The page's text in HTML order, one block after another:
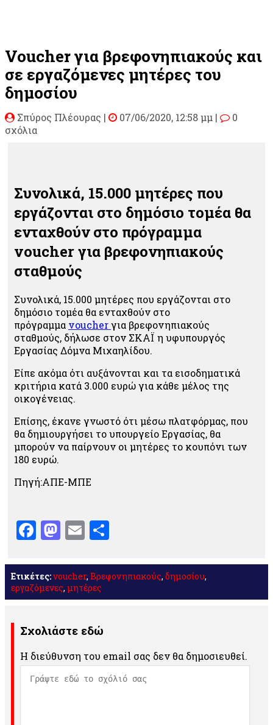
Voucher για βρεφονηπιακούς και
σε εργαζόμενες μητέρες του
δημοσίου
Σπύρος Πλέουρας | 07/06/2020, 12:58 μμ |
0
σχόλια
Συνολικά, 15.000 μητέρες που
εργάζονται στο δημόσιο τομέα θα
ενταχθούν στο πρόγραμμα
voucher για βρεφονηπιακούς
σταθμούς
Συνολικά, 15.000 μητέρες που εργάζονται στο
δημόσιο τομέα θα ενταχθούν στο
πρόγραμμα voucherγια βρεφονηπιακούς
σταθμούς, δήλωσε στον ΣΚΑΪ η υφυπουργός
Εργασίας Δόμνα Μιχαηλίδου.
Είπε ακόμα ότι αυξάνονται και τα εισοδηματικά
κριτήρια κατά 3.000 ευρώ για κάθε μέλος της
οικογένειας.
Επίσης, έκανε γνωστό ότι μέσω πλατφόρμας, που
θα δημιουργήσει το υπουργείο Εργασίας, θα
μπορούν να παίρνουν οι μητέρες το κουπόνι των
180 ευρώ.
Πηγή:ΑΠΕ-ΜΠΕ
Facebook
Mastodon
Email
Ετικέτες:voucher, Βρεφονηπιακούς, δημοσίου,
εργαζόμενες, μητέρες
Σχολιάστε εδώ
Η διεύθυνση του email σας δεν θα δημοσιευθεί.